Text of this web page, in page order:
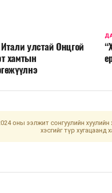
улстай Онцгой
хамтын
оны ээлжит сонгуулийн хуулийн
хэсгийг түр хугацаанд